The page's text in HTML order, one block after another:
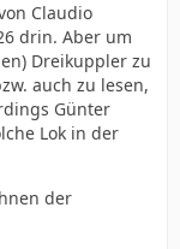
Claudio
drin. Aber um
Dreikuppler zu
auch zu lesen,
Günter
Lok in der
der